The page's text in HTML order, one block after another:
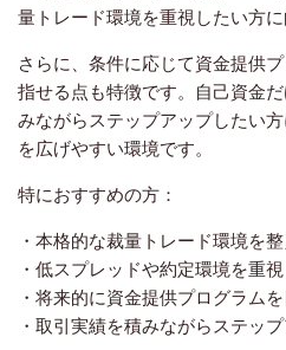
量トレード環境を重視したい方に
さらに、条件に応じて資金提供
指せる点も特徴です。自己資金
みながらステップアップしたい
を広げやすい環境です。
特におすすめの方：
・本格的な裁量トレード環境を
・低スプレッドや約定環境を重
・将来的に資金提供プログラム
・取引実績を積みながらステッ